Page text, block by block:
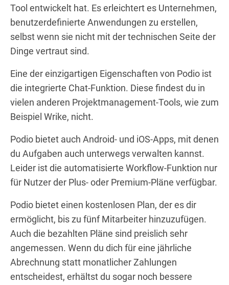
Tool entwickelt hat. Es erleichtert es Unternehmen,
benutzerdefinierte Anwendungen zu erstellen,
selbst wenn sie nicht mit der technischen Seite der
Dinge vertraut sind.
Eine der einzigartigen Eigenschaften von Podio ist
die integrierte Chat-Funktion. Diese findest du in
vielen anderen Projektmanagement-Tools, wie zum
Beispiel Wrike, nicht.
Podio bietet auch Android- und iOS-Apps, mit denen
du Aufgaben auch unterwegs verwalten kannst.
Leider ist die automatisierte Workflow-Funktion nur
für Nutzer der Plus- oder Premium-Pläne verfügbar.
Podio bietet einen kostenlosen Plan, der es dir
ermöglicht, bis zu fünf Mitarbeiter hinzuzufügen.
Auch die bezahlten Pläne sind preislich sehr
angemessen. Wenn du dich für eine jährliche
Abrechnung statt monatlicher Zahlungen
entscheidest, erhältst du sogar noch bessere